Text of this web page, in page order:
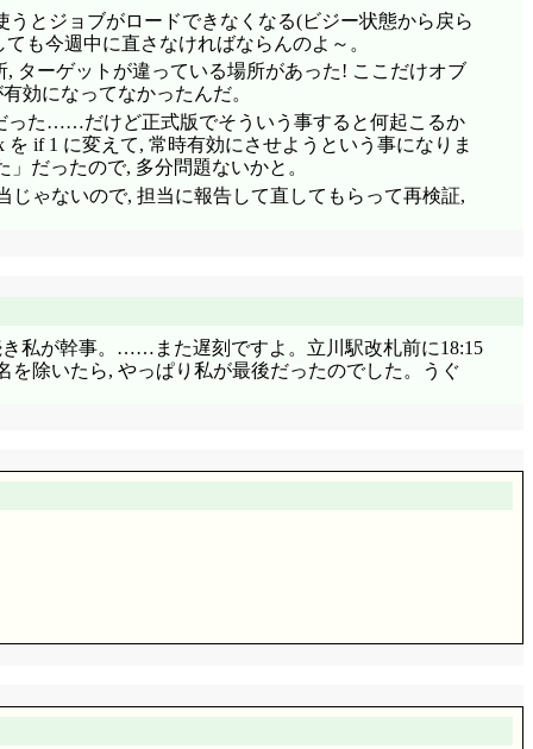
とジョブがロードできなくなる(ビジー状態から戻ら
も今週中に直さなければならんのよ～。
ターゲットが違っている場所があった! ここだけオブ
効になってなかったんだ。
った……だけど正式版でそういう事すると何起こるか
if 1 に変えて, 常時有効にさせようという事になりま
だったので, 多分問題ないかと。
ゃないので, 担当に報告して直してもらって再検証,
私が幹事。……また遅刻ですよ。立川駅改札前に18:15
を除いたら, やっぱり私が最後だったのでした。うぐ
ら隅まで現実感に溢れちゃってますね。